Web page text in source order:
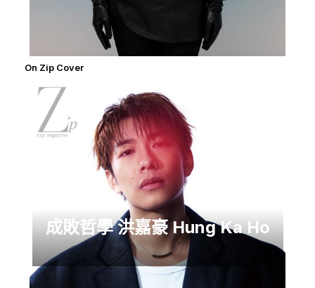
On Zip Cover
成敗哲學 洪嘉豪 Hung Ka Ho